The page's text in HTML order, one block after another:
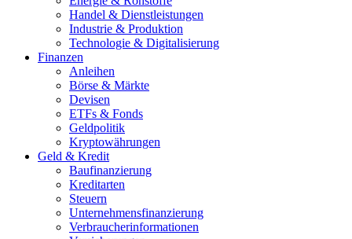
Handel & Dienstleistungen
Industrie & Produktion
Technologie & Digitalisierung
Finanzen
Anleihen
Börse & Märkte
Devisen
ETFs & Fonds
Geldpolitik
Kryptowährungen
Geld & Kredit
Baufinanzierung
Kreditarten
Steuern
Unternehmensfinanzierung
Verbraucherinformationen